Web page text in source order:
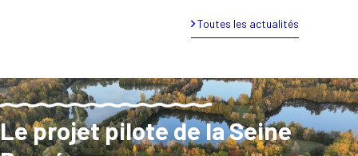
Toutes les actualités
Le projet pilote de la Seine